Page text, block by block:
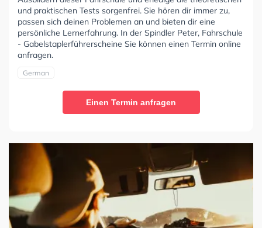
und praktischen Tests sorgenfrei. Sie hören dir immer zu,
passen sich deinen Problemen an und bieten dir eine
persönliche Lernerfahrung. In der Spindler Peter, Fahrschule
- Gabelstaplerführerscheine Sie können einen Termin online
anfragen.
German
Einen Termin anfragen